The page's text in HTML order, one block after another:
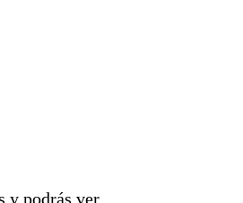
y podrás ver